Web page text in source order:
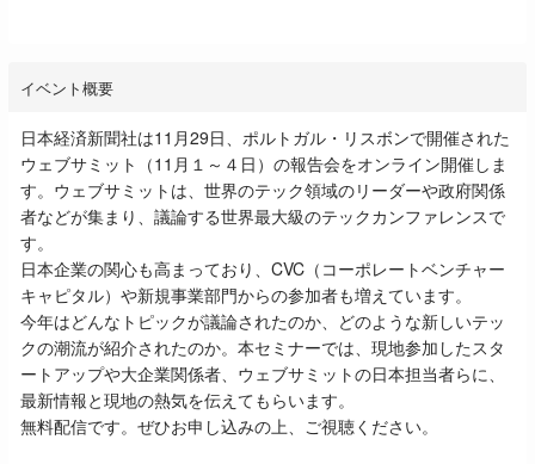
イベント概要
日本経済新聞社は11月29日、ポルトガル・リスボンで開催された
ウェブサミット（11月１～４日）の報告会をオンライン開催しま
す。ウェブサミットは、世界のテック領域のリーダーや政府関係
者などが集まり、議論する世界最大級のテックカンファレンスで
す。
日本企業の関心も高まっており、CVC（コーポレートベンチャー
キャピタル）や新規事業部門からの参加者も増えています。
今年はどんなトピックが議論されたのか、どのような新しいテッ
クの潮流が紹介されたのか。本セミナーでは、現地参加したスタ
ートアップや大企業関係者、ウェブサミットの日本担当者らに、
最新情報と現地の熱気を伝えてもらいます。
無料配信です。ぜひお申し込みの上、ご視聴ください。